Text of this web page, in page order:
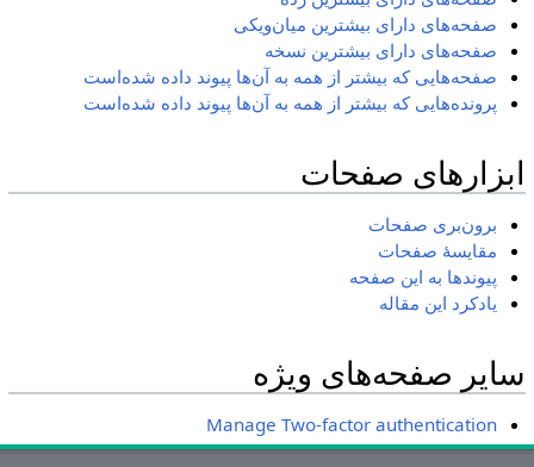
صفحه‌های دارای بیشترین میان‌ویکی
صفحه‌های دارای بیشترین نسخه
صفحه‌هایی که بیشتر از همه به آن‌ها پیوند داده شده‌است
پرونده‌هایی که بیشتر از همه به آن‌ها پیوند داده شده‌است
ابزارهای صفحات
برون‌بری صفحات
مقایسهٔ صفحات
پیوندها به این صفحه
یادکرد این مقاله
سایر صفحه‌های ویژه
Manage Two-factor authentication